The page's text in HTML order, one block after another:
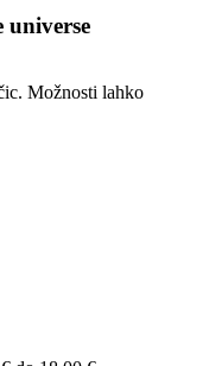
universe
Možnosti lahko